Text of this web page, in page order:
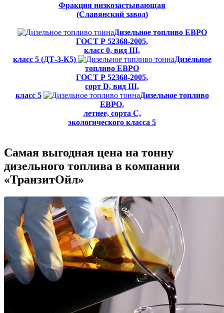
Фракция низкозастывающая
(Славянский завод)
Дизельное топливо ЕВРО
ГОСТ Р 52368-2005,
класс 0, вид III,
класс 5 (ДТ-3-К5)
Дизельное
топливо ЕВРО
ГОСТ Р 52368-2005,
сорт D, вид III,
класс 5
Дизельное топливо
ЕВРО,
летнее, сорта С,
экологического класса 5
Самая выгодная цена на тонну
дизельного топлива в компании
«ТранзитОйл»